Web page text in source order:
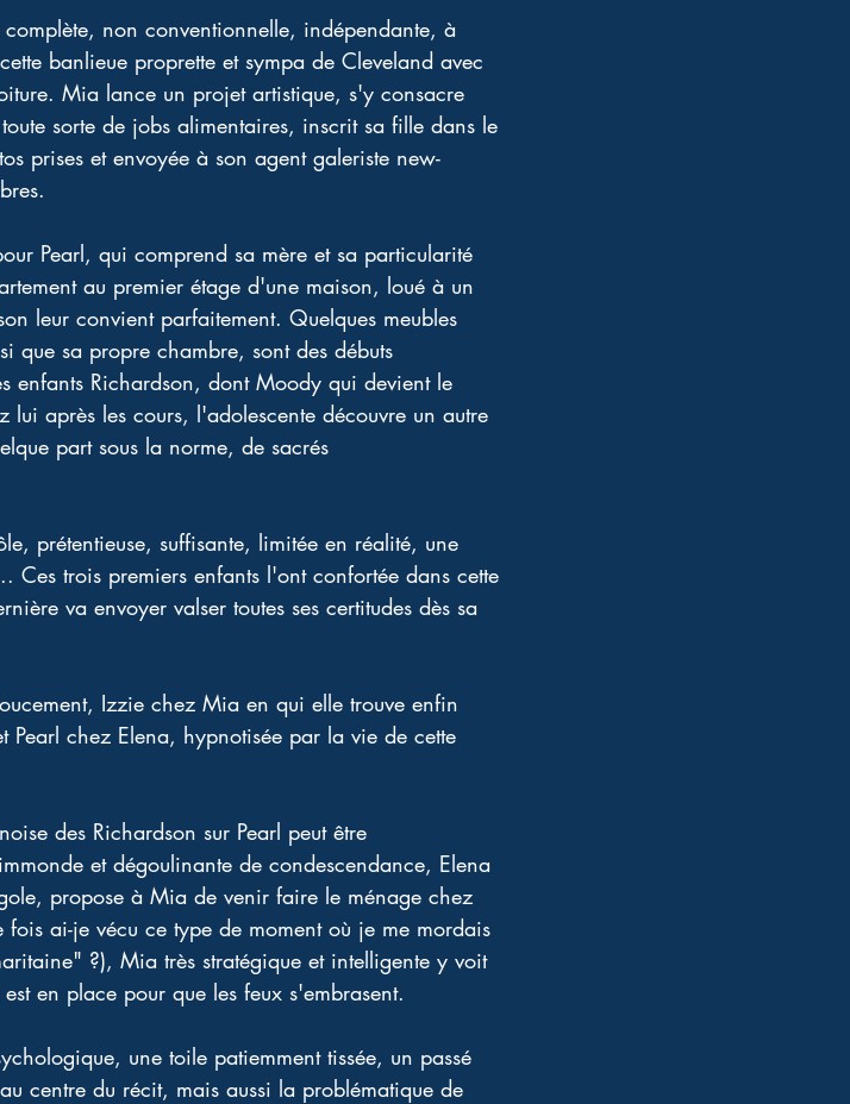
non conventionnelle, indépendante, à
banlieue proprette et sympa de Cleveland avec
Mia lance un projet artistique, s'y consacre
sorte de jobs alimentaires, inscrit sa fille dans le
prises et envoyée à son agent galeriste new-
Pearl, qui comprend sa mère et sa particularité
au premier étage d'une maison, loué à un
leur convient parfaitement. Quelques meubles
que sa propre chambre, sont des débuts
enfants Richardson, dont Moody qui devient le
après les cours, l'adolescente découvre un autre
part sous la norme, de sacrés
prétentieuse, suffisante, limitée en réalité, une
trois premiers enfants l'ont confortée dans cette
va envoyer valser toutes ses certitudes dès sa
Izzie chez Mia en qui elle trouve enfin
chez Elena, hypnotisée par la vie de cette
des Richardson sur Pearl peut être
et dégoulinante de condescendance, Elena
propose à Mia de venir faire le ménage chez
ai-je vécu ce type de moment où je me mordais
?), Mia très stratégique et intelligente y voit
en place pour que les feux s'embrasent.
une toile patiemment tissée, un passé
centre du récit, mais aussi la problématique de